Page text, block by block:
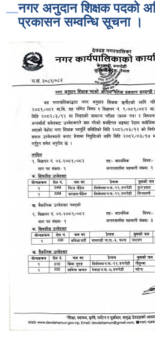
नगर अनुदान शिक्षक पदको
प्रकासन सम्वन्धि सूचना ।